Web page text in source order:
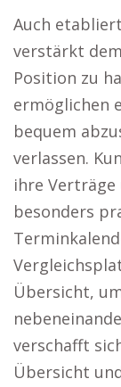
Auch
verstärkt
Position zu
ermöglichen
bequem
verlassen.
ihre Verträge
besonders
Übersicht,
verschafft
Übersicht